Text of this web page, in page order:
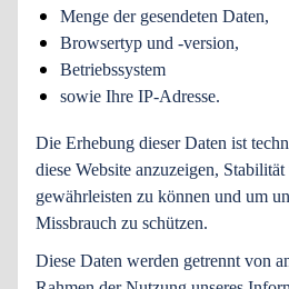
Menge der gesendeten Daten,
Browsertyp und -version,
Betriebssystem
sowie Ihre IP-Adresse.
Die Erhebung dieser Daten ist
diese Website anzuzeigen,
gewährleisten zu können und um
Missbrauch zu schützen.
Diese Daten werden getrennt von